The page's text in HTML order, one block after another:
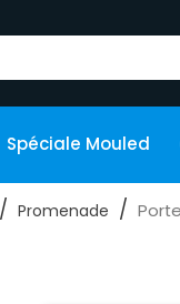
Spéciale Mouled
Promenade